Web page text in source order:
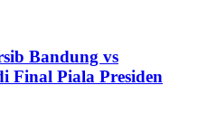
Bandung vs
Final Piala Presiden